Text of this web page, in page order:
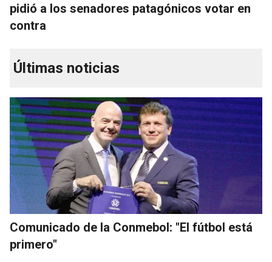
pidió a los senadores patagónicos votar en
contra
Últimas noticias
Comunicado de la Conmebol: "El fútbol está
primero"